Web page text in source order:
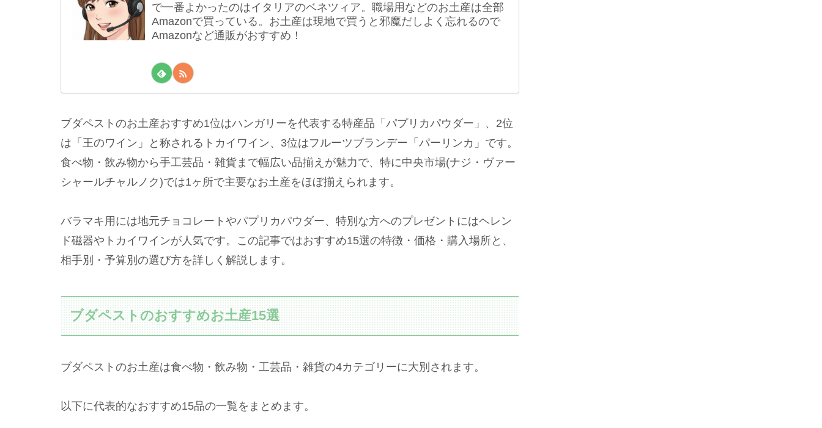
で一番よかったのはイタリアのベネツィア。職場用などのお土産は全部
Amazonで買っている。お土産は現地で買うと邪魔だしよく忘れるので
Amazonなど通販がおすすめ！
ブダペストのお土産おすすめ1位はハンガリーを代表する特産品「パプリカパウダー」、2位
は「王のワイン」と称されるトカイワイン、3位はフルーツブランデー「パーリンカ」です。
食べ物・飲み物から手工芸品・雑貨まで幅広い品揃えが魅力で、特に中央市場(ナジ・ヴァー
シャールチャルノク)では1ヶ所で主要なお土産をほぼ揃えられます。
バラマキ用には地元チョコレートやパプリカパウダー、特別な方へのプレゼントにはヘレン
ド磁器やトカイワインが人気です。この記事ではおすすめ15選の特徴・価格・購入場所と、
相手別・予算別の選び方を詳しく解説します。
ブダペストのおすすめお土産15選
ブダペストのお土産は食べ物・飲み物・工芸品・雑貨の4カテゴリーに大別されます。
以下に代表的なおすすめ15品の一覧をまとめます。